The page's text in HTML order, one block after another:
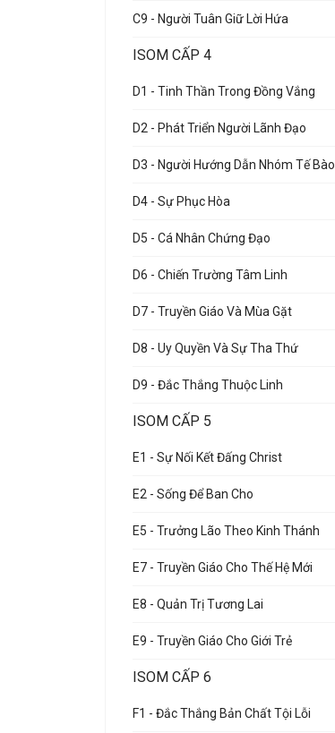
C9 - Người Tuân Giữ Lời Hứa
ISOM CẤP 4
D1 - Tinh Thần Trong Đồng Vắng
D2 - Phát Triển Người Lãnh Đạo
D3 - Người Hướng Dẫn Nhóm Tế Bào
D4 - Sự Phục Hòa
D5 - Cá Nhân Chứng Đạo
D6 - Chiến Trường Tâm Linh
D7 - Truyền Giáo Và Mùa Gặt
D8 - Uy Quyền Và Sự Tha Thứ
D9 - Đắc Thắng Thuộc Linh
ISOM CẤP 5
E1 - Sự Nối Kết Đấng Christ
E2 - Sống Để Ban Cho
E5 - Trưởng Lão Theo Kinh Thánh
E7 - Truyền Giáo Cho Thế Hệ Mới
E8 - Quản Trị Tương Lai
E9 - Truyền Giáo Cho Giới Trẻ
ISOM CẤP 6
F1 - Đắc Thắng Bản Chất Tội Lỗi